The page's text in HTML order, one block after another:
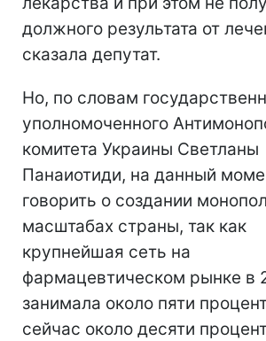
должного результата от
сказала депутат.
Но, по словам
уполномоченного
комитета Украины Светланы
Панаиотиди, на данный
говорить о создании
масштабах страны, так как
крупнейшая сеть на
фармацевтическом рынке в
занимала около пяти
сейчас около десяти